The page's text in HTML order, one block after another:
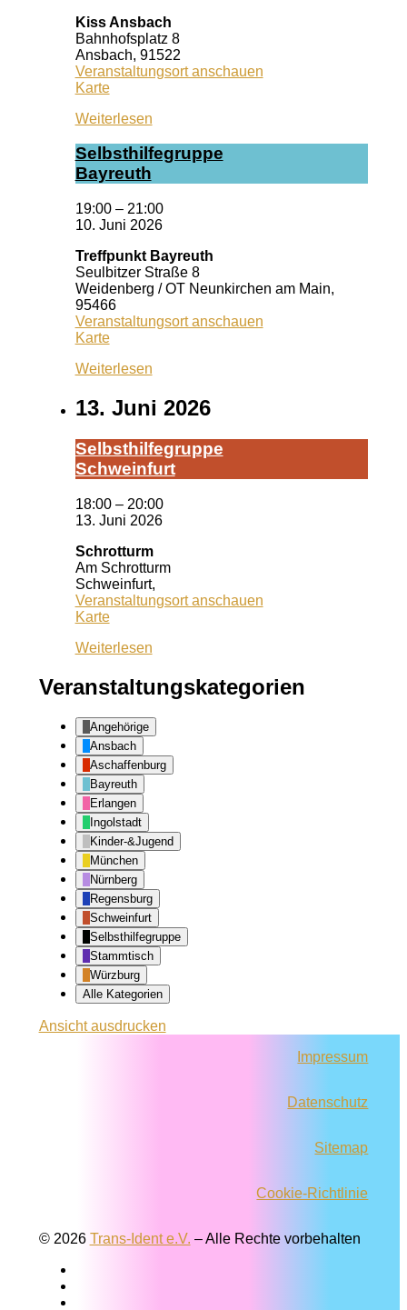
Kiss Ansbach
Bahnhofsplatz 8
Ansbach, 91522
Veranstaltungsort anschauen
KarteKiss
Weiterlesen
Selbst­hil­fe­grup­pe
Bay­reuth
19:00 – 21:00
10. Juni 2026
Treffpunkt Bayreuth
Seulbitzer Straße 8
Weidenberg / OT Neunkirchen am Main,
95466
Veranstaltungsort anschauen
KarteTreffpunkt
Weiterlesen
13. Juni 2026
Selbst­hil­fe­grup­pe
Schwein­furt
18:00 – 20:00
13. Juni 2026
Schrotturm
Am Schrotturm
Schweinfurt,
Veranstaltungsort anschauen
KarteSchrotturm
Weiterlesen
Veranstaltungskategorien
Angehörige
Ansbach
Aschaffenburg
Bayreuth
Erlangen
Ingolstadt
Kinder-&Jugend
München
Nürnberg
Regensburg
Schweinfurt
Selbsthilfegruppe
Stammtisch
Würzburg
Alle Kategorien
Ansichtausdrucken
Impressum
Datenschutz
Sitemap
Cookie-Richtlinie
© 2026 Trans-Ident e.V. – Alle Rechte vorbehalten